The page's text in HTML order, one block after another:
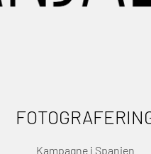
Kampagne i Spanien